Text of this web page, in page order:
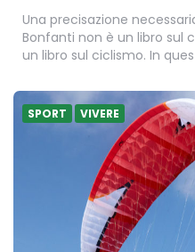
Una precisazione
Bonfanti non è un libro sul
un libro sul ciclismo. In
SPORT VIVERE